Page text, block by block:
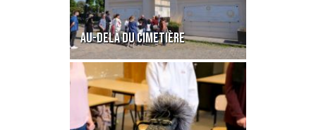
AU-DELÀ DU CIMETIÈRE